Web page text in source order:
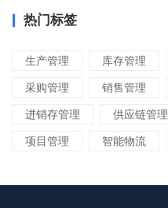
热门标签
生产管理 库存管理
采购管理 销售管理
进销存管理 供应链管理
项目管理 智能物流